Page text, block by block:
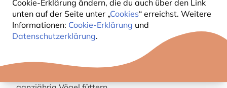
Cookie-Erklärung ändern, die du auch über den Link
unten auf der Seite unter „Cookies“ erreichst. Weitere
Informationen: Cookie-Erklärung und
Datenschutzerklärung.
den letzten Jahren eine Diskussion wachgerüttelt,
ob eine Fütterung während der anderen
Jahreszeiten nicht auch einen Nutzen hat oder gar
Rückgang von natürlichen
Lebensräumen
Insektensterben